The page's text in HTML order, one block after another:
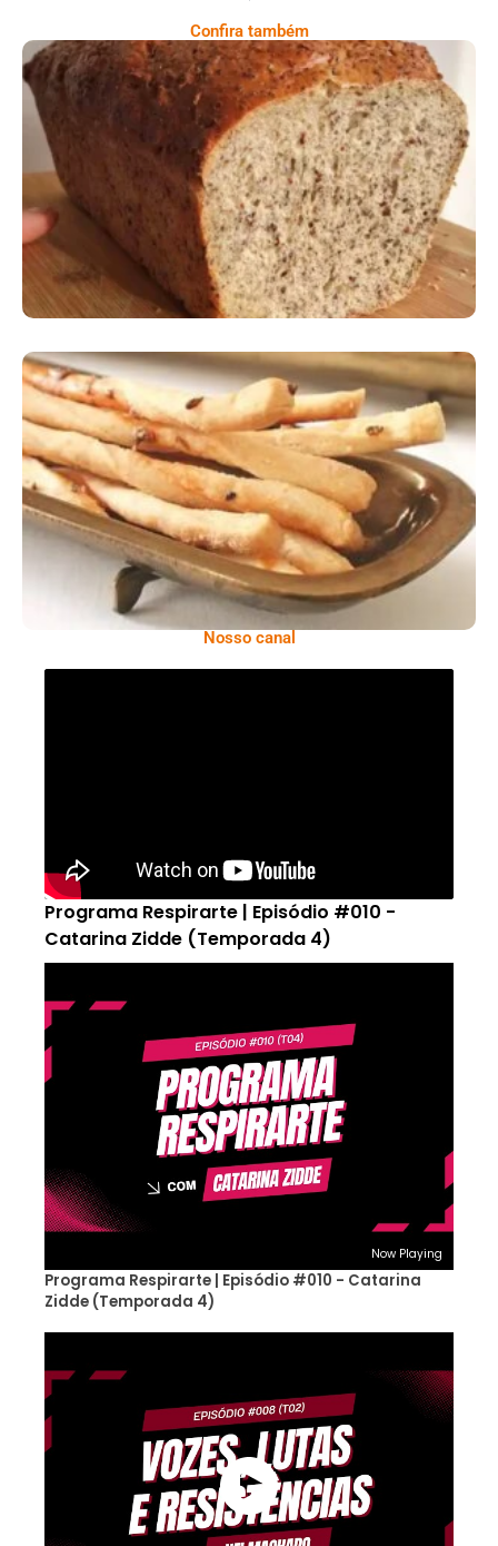
Confira também
Comer Bem: Pão Low Carb
Comer Bem: Palitinhos De Cebola E Salsa
Nosso canal
Programa Respirarte | Episódio #010 -
Catarina Zidde (Temporada 4)
Now Playing
Programa Respirarte | Episódio #010 - Catarina
Zidde (Temporada 4)